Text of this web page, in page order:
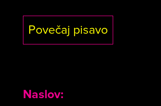
Povečaj pisavo
Naslov: